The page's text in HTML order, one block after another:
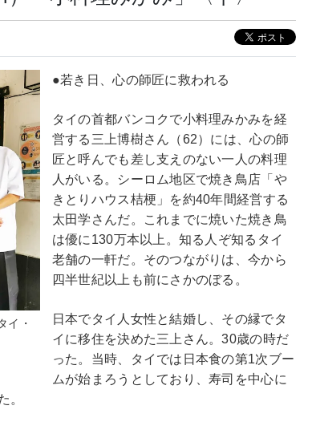
イ・
●若き日、心の師匠に救われる
タイの首都バンコクで小料理みかみを経
営する三上博樹さん（62）には、心の師
匠と呼んでも差し支えのない一人の料理
人がいる。シーロム地区で焼き鳥店「や
きとりハウス桔梗」を約40年間経営する
太田学さんだ。これまでに焼いた焼き鳥
は優に130万本以上。知る人ぞ知るタイ
老舗の一軒だ。そのつながりは、今から
四半世紀以上も前にさかのぼる。
日本でタイ人女性と結婚し、その縁でタ
イに移住を決めた三上さん。30歳の時だ
った。当時、タイでは日本食の第1次ブー
ムが始まろうとしており、寿司を中心に
。